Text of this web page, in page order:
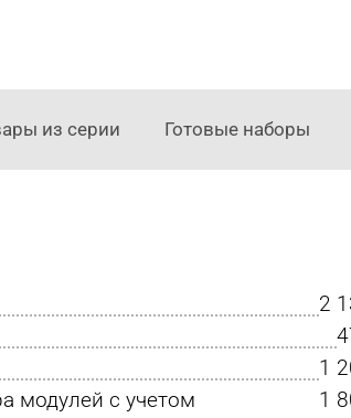
из серии Готовые наборы
2
1
модулей с учетом
1